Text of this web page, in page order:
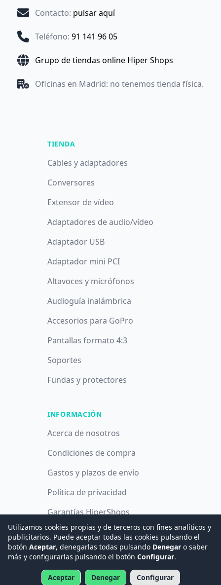
Contacto: pulsar aquí
Teléfono: 91 141 96 05
Grupo de tiendas online Hiper Shops
Oficinas en Madrid: no tenemos tienda física.
TIENDA
Cables y adaptadores
Conversores
Extensor de vídeo
Adaptadores de audio/vídeo
Adaptador USB
Adaptador mini PCI
Altavoces y micrófonos
Audioguía inalámbrica
Accesorios para GoPro
Pantallas formato 4:3
Soportes
Fundas y protectores
INFORMACIÓN
Acerca de nosotros
Condiciones de compra
Gastos y plazos de envío
Política de privacidad
Garantías HiperShops
Política de cookies
© 2008 -2026Hogar Digital e Inmótica Ingenieros, S.L.
Utilizamos cookies propias y de terceros con fines analíticos y
publicitarios. Puede aceptar todas las cookies pulsando el
botón Aceptar, denegarlas todas pulsando Denegar o saber
más y configurarlas pulsando el botón Configurar.
Aceptar Denegar Configurar